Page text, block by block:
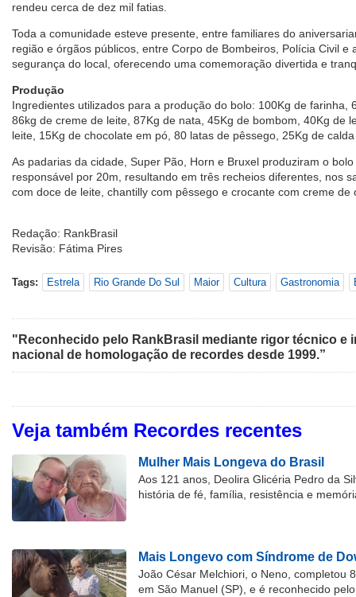
rendeu cerca de dez mil fatias.
Toda a comunidade esteve presente, entre familiares do
região e órgãos públicos, entre Corpo de Bombeiros, Polícia Civil e
segurança do local, oferecendo uma comemoração divertida e
Produção
Ingredientes utilizados para a produção do bolo: 100Kg de farinha,
86kg de creme de leite, 87Kg de nata, 45Kg de bombom, 40Kg de
leite, 15Kg de chocolate em pó, 80 latas de pêssego, 25Kg de
As padarias da cidade, Super Pão, Horn e Bruxel produziram o
responsável por 20m, resultando em três recheios diferentes, nos
com doce de leite, chantilly com pêssego e crocante com creme de
Redação: RankBrasil
Revisão: Fátima Pires
Tags: Estrela Rio Grande Do Sul Maior Cultura Gastronomia
"Reconhecido pelo RankBrasil mediante rigor técnico e
nacional de homologação de recordes desde 1999.”
Veja também Recordes recentes
Mulher Mais Longeva do Brasil
Aos 121 anos, Deolira Glicéria Pedro da
história de fé, família, resistência e
Mais Longevo com Síndrome de
João César Melchiori, o Neno, completou
em São Manuel (SP), e é reconhecido